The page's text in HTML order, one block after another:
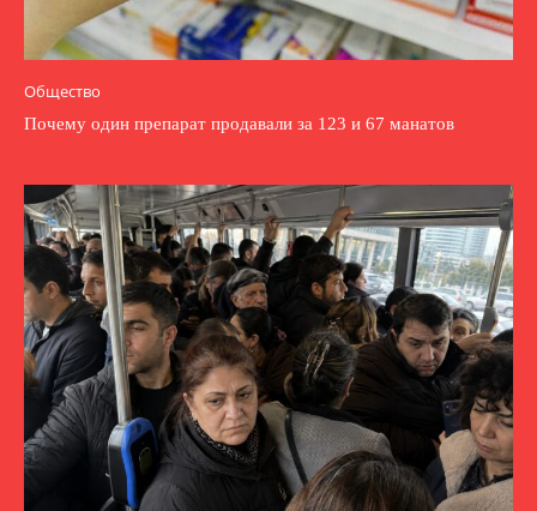
Общество
Почему один препарат продавали за 123 и 67 манатов